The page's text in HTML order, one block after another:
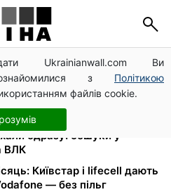
Ukrainianwall.com Ви
з Політикою
файлів cookie.
I-II групи: DRC,
вдома на Херсонщині
та YouTube: Ощадбанк і
до кінця жовтня
одразу: обшуки у
ВЛК
Київстар і lifecell дають
— без пільг